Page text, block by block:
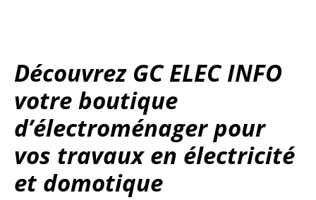
Découvrez GC ELEC INFO
votre boutique
d’électroménager pour
vos travaux en électricité
et domotique